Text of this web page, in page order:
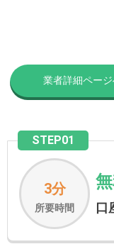
業者詳細ペー
STEP01
3分
所要時間 口